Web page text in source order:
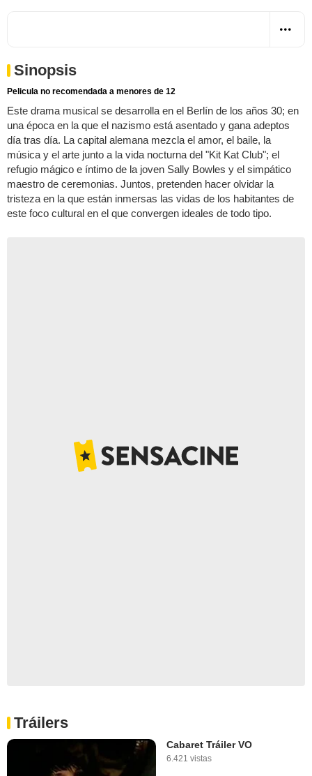
Sinopsis
Pelicula no recomendada a menores de 12
Este drama musical se desarrolla en el Berlín de los años 30; en
una época en la que el nazismo está asentado y gana adeptos
día tras día. La capital alemana mezcla el amor, el baile, la
música y el arte junto a la vida nocturna del "Kit Kat Club"; el
refugio mágico e íntimo de la joven Sally Bowles y el simpático
maestro de ceremonias. Juntos, pretenden hacer olvidar la
tristeza en la que están inmersas las vidas de los habitantes de
este foco cultural en el que convergen ideales de todo tipo.
Tráilers
Cabaret Tráiler VO
6.421 vistas